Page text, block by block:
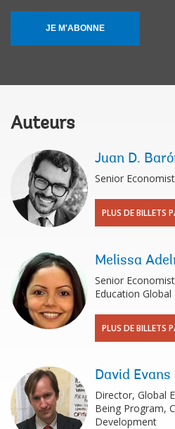
JE M'ABONNE
Auteurs
Juan D.
Senior
PLUS DE BILLETS
Melissa
Senior
Education Global
PLUS DE BILLETS
David Evans
Director, Global
Being Program,
Development